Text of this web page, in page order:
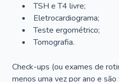
TSH e T4 livre;
Eletrocardiograma;
Teste ergométrico;
Tomografia.
Check-ups (ou exames de
menos uma vez por ano e